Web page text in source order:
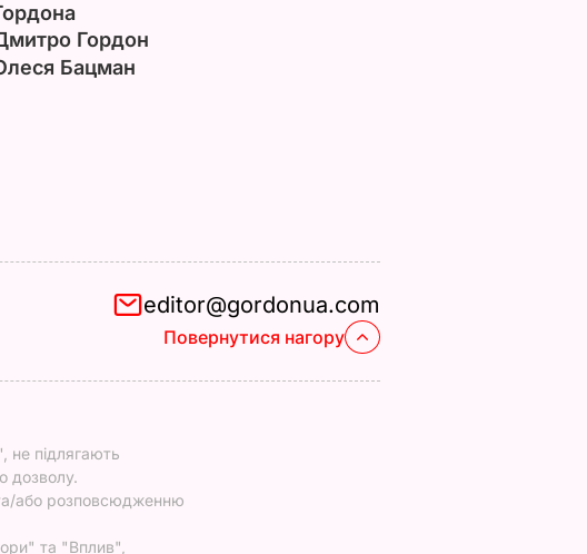
Гордон
Бацман
editor@gordonua.com
Повернутися нагору
не підлягають
дозволу.
або розповсюдженню
та "Вплив",